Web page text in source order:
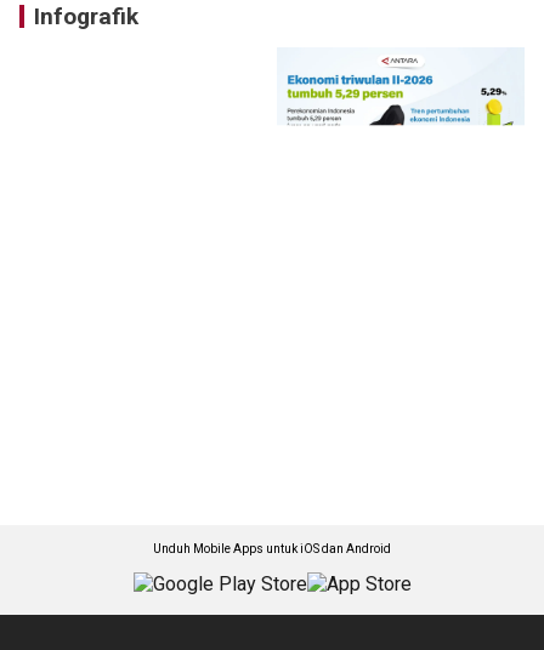
Infografik
Unduh Mobile Apps untuk iOS dan Android